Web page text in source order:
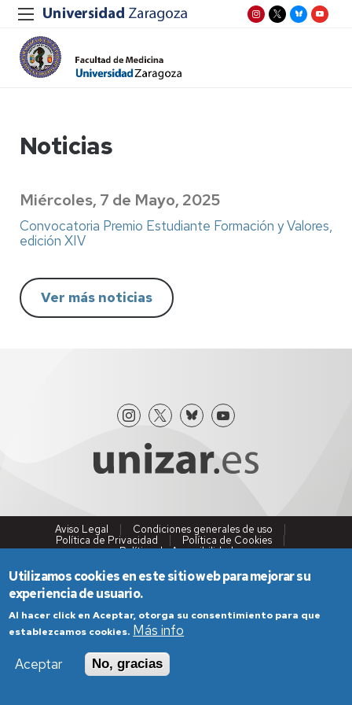
Noticias
Miércoles, 7 de Mayo, 2025
Convocatoria Premio Estudiante Formación y Valores,
edición XIV
Ver más noticias
Aviso Legal
Condiciones generales de uso
Política de Privacidad
Política de Cookies
Política de Accesibilidad
Utilizamos cookies en este sitio web para mejorar su
experiencia de usuario.
Al hacer click en Aceptar, otorga su consentimiento para que
establezcamos cookies. Más info
Aceptar
No, gracias